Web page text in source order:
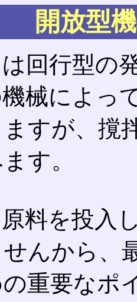
開放型
回行型の
械によっ
ますが、撹
す。
料を投入
んから、
重要なポ